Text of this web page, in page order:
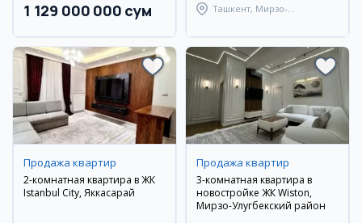
1 129 000 000 сум
Ташкент, Мирзо-
Продажа квартир
2-комнатная квартира в ЖК
Istanbul City, Яккасарай
Продажа квартир
3-комнатная квартира в
новостройке ЖК Wiston,
Мирзо-Улугбекский район